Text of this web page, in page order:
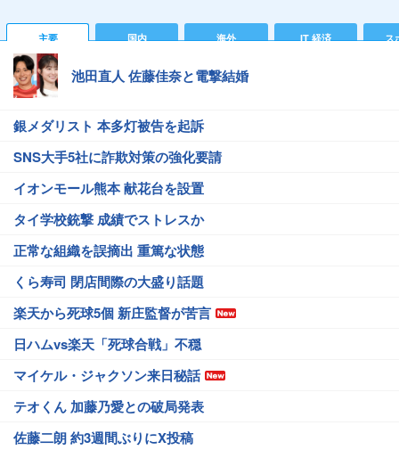
主要 国内 海外 IT 経済 ス
池田直人 佐藤佳奈と電撃結婚
銀メダリスト 本多灯被告を起訴
SNS大手5社に詐欺対策の強化要請
イオンモール熊本 献花台を設置
タイ学校銃撃 成績でストレスか
正常な組織を誤摘出 重篤な状態
くら寿司 閉店間際の大盛り話題
楽天から死球5個 新庄監督が苦言
日ハムvs楽天「死球合戦」不穏
マイケル・ジャクソン来日秘話
テオくん 加藤乃愛との破局発表
佐藤二朗 約3週間ぶりにX投稿